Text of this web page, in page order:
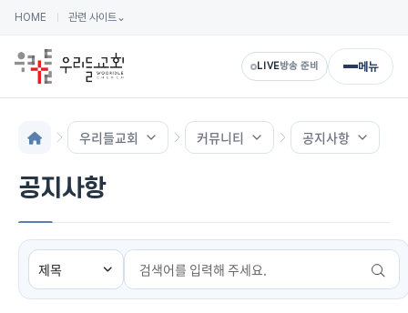
HOME 관련 사이트⌄
LIVE방송 준비 메뉴
우리들교회 커뮤니티 공지사항
공지사항
검색